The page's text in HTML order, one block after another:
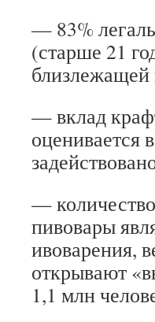
— 83%
(старше 21
близлежащей
— вклад
оценивается
—
пивовары
ивоварения,
открывают
1,1 млн